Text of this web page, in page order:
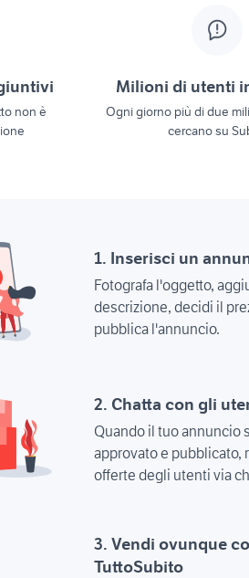
non è
Milioni di utenti
Ogni giorno più di due
cercano su
1. Inserisci un
Fotografa l'oggetto,
descrizione, decidi il
pubblica l'annuncio.
2. Chatta con gli
Quando il tuo annuncio
approvato e pubblicato,
offerte degli utenti via
3. Vendi ovunque
TuttoSubito